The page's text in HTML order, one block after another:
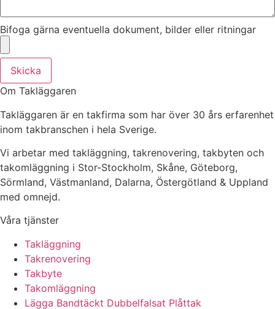
Bifoga gärna eventuella dokument, bilder eller ritningar
Skicka
Om Takläggaren
Takläggaren är en takfirma som har över 30 års erfarenhet
inom takbranschen i hela Sverige.
Vi arbetar med takläggning, takrenovering, takbyten och
takomläggning i Stor-Stockholm, Skåne, Göteborg,
Sörmland, Västmanland, Dalarna, Östergötland & Uppland
med omnejd.
Våra tjänster
Takläggning
Takrenovering
Takbyte
Takomläggning
Lägga Bandtäckt Dubbelfalsat Plåttak